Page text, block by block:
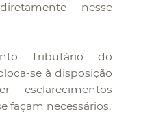
nesse
Tributário do
se à disposição
esclarecimentos
façam necessários.